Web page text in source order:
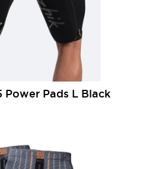
Power Pads L Black